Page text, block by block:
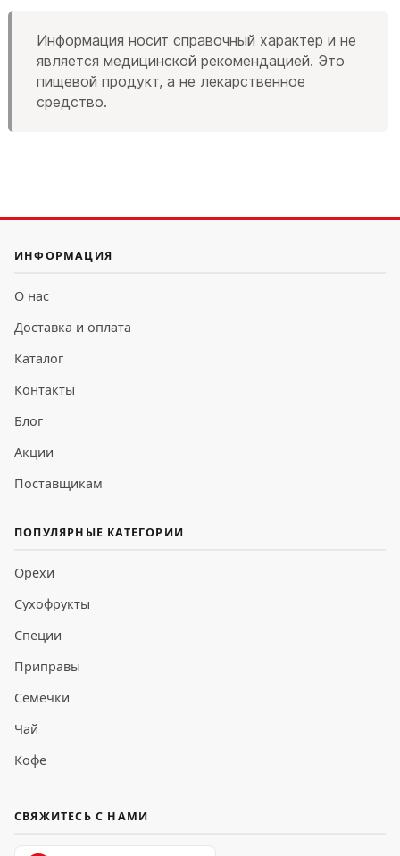
Информация носит справочный характер и не
является медицинской рекомендацией. Это
пищевой продукт, а не лекарственное
средство.
ИНФОРМАЦИЯ
О нас
Доставка и оплата
Каталог
Контакты
Блог
Акции
Поставщикам
ПОПУЛЯРНЫЕ КАТЕГОРИИ
Орехи
Сухофрукты
Специи
Приправы
Семечки
Чай
Кофе
СВЯЖИТЕСЬ С НАМИ